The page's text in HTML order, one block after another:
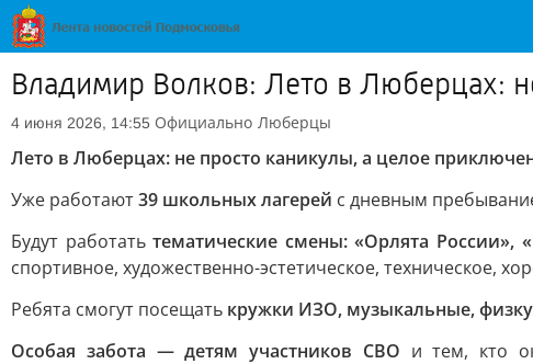
Владимир Волков: Лето в Люберцах:
4 июня 2026, 14:55 Официально Люберцы
Лето в Люберцах: не просто каникулы, а целое
Уже работают39 школьных лагерей с дневным
Будут работатьтематические смены: «Орлята России»,
спортивное, художественно-эстетическое, техническое,
Ребята смогут посещать кружки ИЗО, музыкальные,
Особая забота — детям участников СВО и тем, кто